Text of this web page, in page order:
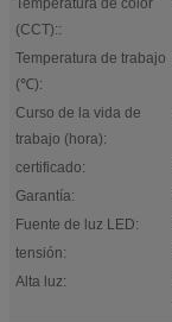
Temperatura de color
(CCT)::
Temperatura de trabajo
(℃):
Curso de la vida de
trabajo (hora):
certificado:
Garantía:
Fuente de luz LED:
tensión:
Alta luz: